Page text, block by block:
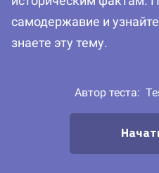
самодержавие и
знаете эту тему.
Автор теста: